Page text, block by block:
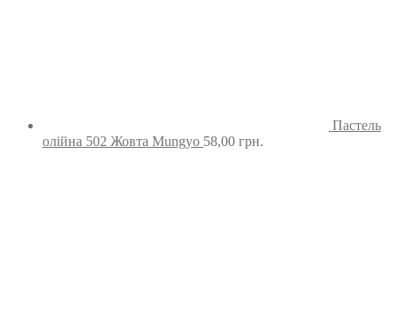
Пастель
олійна 502 Жовта Mungyo 58,00 грн.